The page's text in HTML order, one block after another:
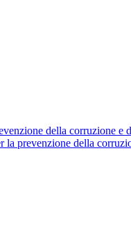
della corruzione e
la prevenzione della